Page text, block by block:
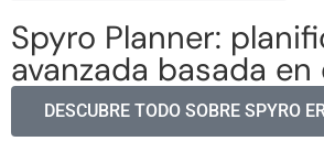
Spyro Planner:
avanzada basada
DESCUBRE TODO SOBRE SPYRO